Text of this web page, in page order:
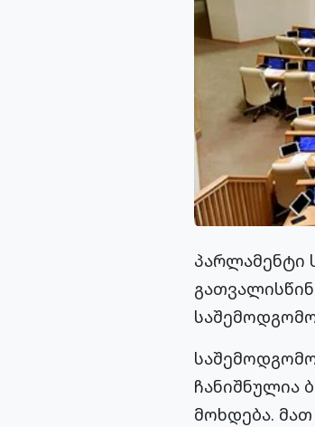
პარლამენტი
საშემოდგომო
ჩანიშნულია
მოხდება.